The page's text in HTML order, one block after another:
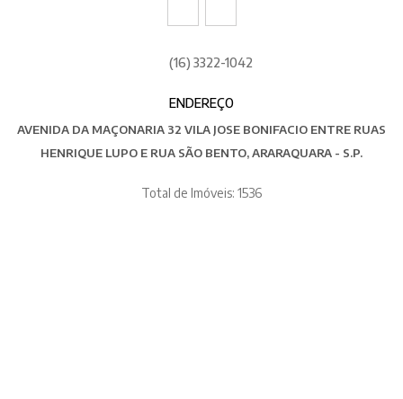
(16) 3322-1042
ENDEREÇO
AVENIDA DA MAÇONARIA 32 VILA JOSE BONIFACIO ENTRE RUAS
HENRIQUE LUPO E RUA SÃO BENTO, ARARAQUARA - S.P.
Total de Imóveis: 1536